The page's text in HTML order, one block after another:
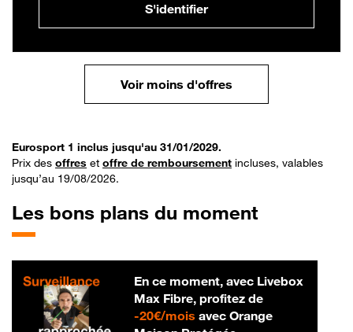
S'identifier
Voir moins d'offres
Eurosport 1 inclus jusqu'au 31/01/2029.
Prix des offres et offre de remboursement incluses, valables
jusqu’au 19/08/2026.
Les bons plans du moment
En ce moment, avec Livebox
Max Fibre, profitez de
-20€/mois20 € par mois
avec Orange